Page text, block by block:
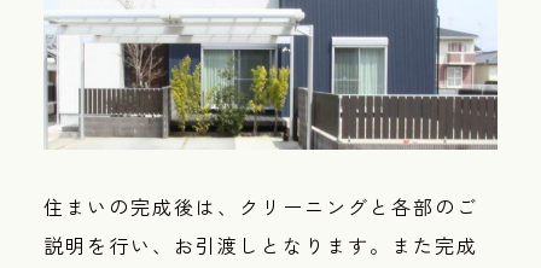
住まいの完成後は、クリーニングと各部のご
説明を行い、お引渡しとなります。また完成